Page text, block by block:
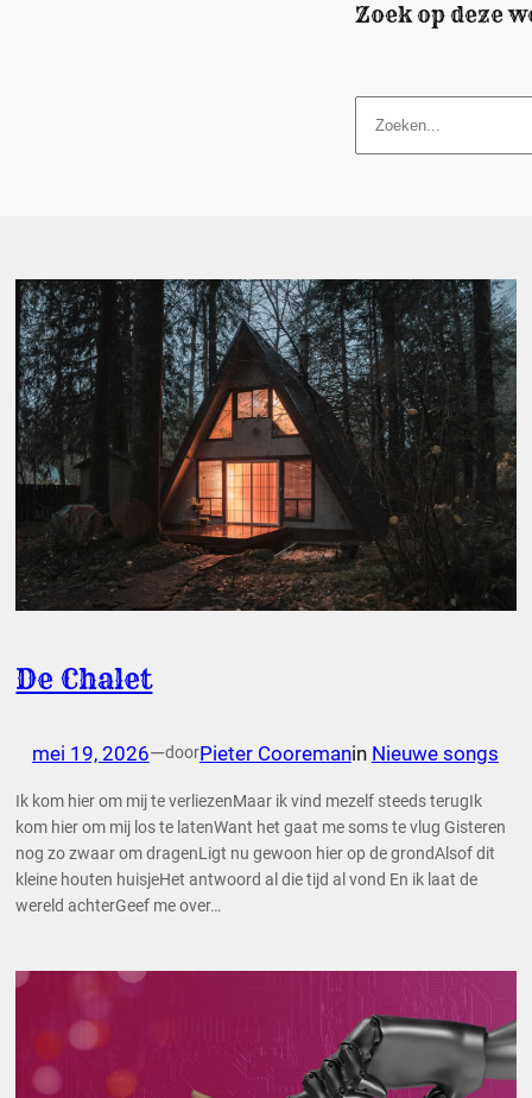
Zoek op deze
De Chalet
mei 19, 2026—doorPieter Cooremanin Nieuwe songs
Ik kom hier om mij te verliezenMaar ik vind mezelf steeds terugIk
kom hier om mij los te latenWant het gaat me soms te vlug Gisteren
nog zo zwaar om dragenLigt nu gewoon hier op de grondAlsof dit
kleine houten huisjeHet antwoord al die tijd al vond En ik laat de
wereld achterGeef me over…